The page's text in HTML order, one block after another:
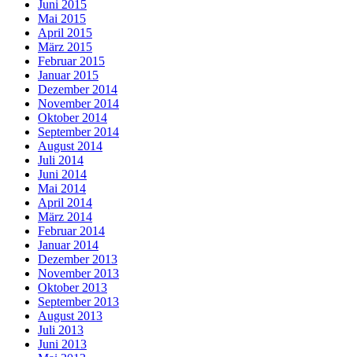
Juni 2015
Mai 2015
April 2015
März 2015
Februar 2015
Januar 2015
Dezember 2014
November 2014
Oktober 2014
September 2014
August 2014
Juli 2014
Juni 2014
Mai 2014
April 2014
März 2014
Februar 2014
Januar 2014
Dezember 2013
November 2013
Oktober 2013
September 2013
August 2013
Juli 2013
Juni 2013